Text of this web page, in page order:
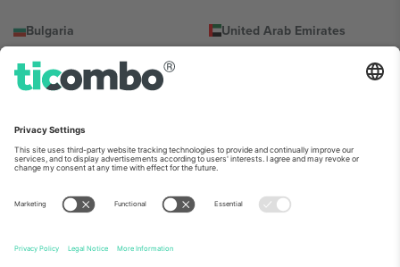
Bulgaria
Totleben 53-55, 1606 Sofia,
Bulgaria
United Arab Emirates
Building A1, Office 302, Dubai,
Mexico
Av Chapultepec 360, Roma
Norte, Cuauhtémoc, 06700
Ciudad de México, CDMX,
Mexico
პლატფორმის პროვაიდერის იურიდიული პირი იცვლება